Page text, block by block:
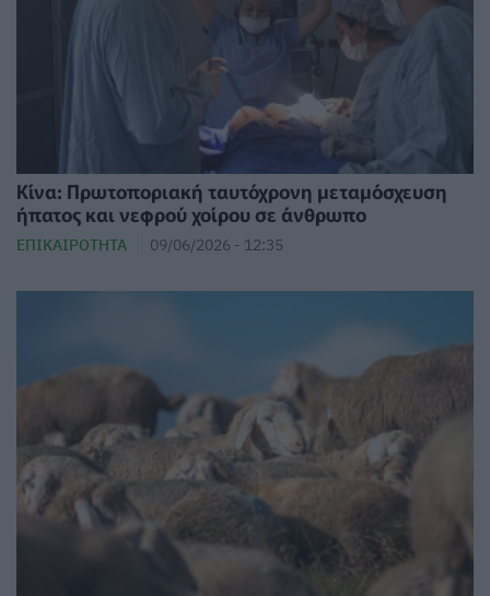
Κίνα: Πρωτοποριακή ταυτόχρονη μεταμόσχευση
ήπατος και νεφρού χοίρου σε άνθρωπο
ΕΠΙΚΑΙΡΌΤΗΤΑ 09/06/2026 - 12:35